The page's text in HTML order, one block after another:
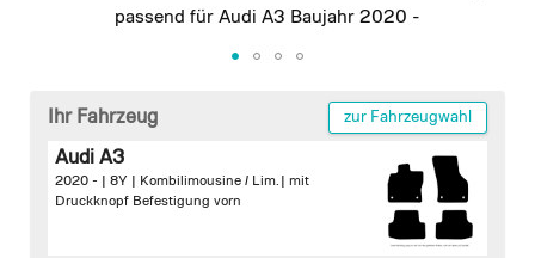
passend für Audi A3 Baujahr 2020 -
beginning
Ihr Fahrzeug zur Fahrzeugwahl
Audi A3
2020 - | 8Y | Kombilimousine / Lim. | mit
Druckknopf Befestigung vorn